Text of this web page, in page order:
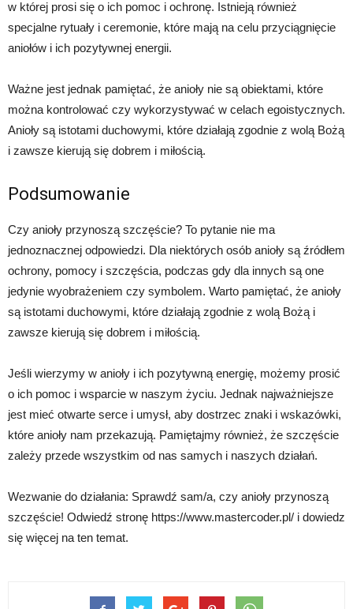
w której prosi się o ich pomoc i ochronę. Istnieją również
specjalne rytuały i ceremonie, które mają na celu przyciągnięcie
aniołów i ich pozytywnej energii.
Ważne jest jednak pamiętać, że anioły nie są obiektami, które
można kontrolować czy wykorzystywać w celach egoistycznych.
Anioły są istotami duchowymi, które działają zgodnie z wolą Bożą
i zawsze kierują się dobrem i miłością.
Podsumowanie
Czy anioły przynoszą szczęście? To pytanie nie ma
jednoznacznej odpowiedzi. Dla niektórych osób anioły są źródłem
ochrony, pomocy i szczęścia, podczas gdy dla innych są one
jedynie wyobrażeniem czy symbolem. Warto pamiętać, że anioły
są istotami duchowymi, które działają zgodnie z wolą Bożą i
zawsze kierują się dobrem i miłością.
Jeśli wierzymy w anioły i ich pozytywną energię, możemy prosić
o ich pomoc i wsparcie w naszym życiu. Jednak najważniejsze
jest mieć otwarte serce i umysł, aby dostrzec znaki i wskazówki,
które anioły nam przekazują. Pamiętajmy również, że szczęście
zależy przede wszystkim od nas samych i naszych działań.
Wezwanie do działania: Sprawdź sam/a, czy anioły przynoszą
szczęście! Odwiedź stronę https://www.mastercoder.pl/ i dowiedz
się więcej na ten temat.